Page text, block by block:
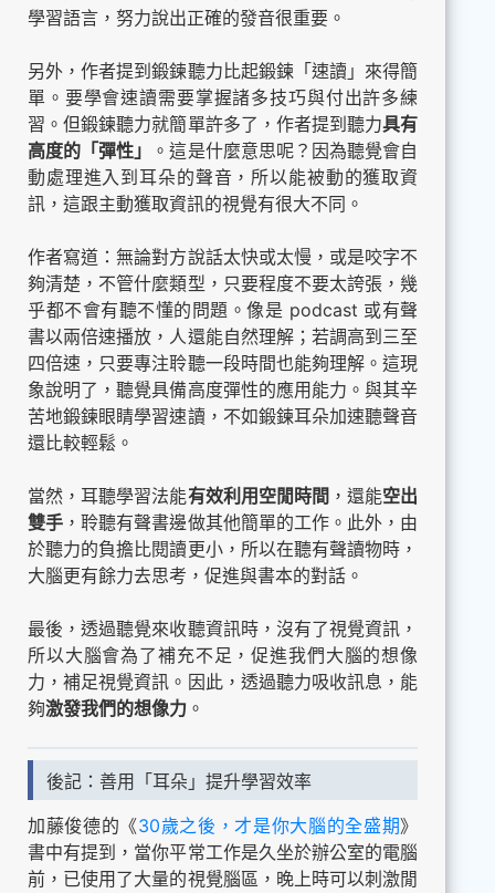
學習語言，努力說出正確的發音很重要。
另外，作者提到鍛鍊聽力比起鍛鍊「速讀」來得簡
單。要學會速讀需要掌握諸多技巧與付出許多練
習。但鍛鍊聽力就簡單許多了，作者提到聽力具有
高度的「彈性」
。這是什麼意思呢？因為聽覺會自
動處理進入到耳朵的聲音，所以能被動的獲取資
訊，這跟主動獲取資訊的視覺有很大不同。
作者寫道：無論對方說話太快或太慢，或是咬字不
夠清楚，不管什麼類型，只要程度不要太誇張，幾
乎都不會有聽不懂的問題。像是 podcast 或有聲
書以兩倍速播放，人還能自然理解；若調高到三至
四倍速，只要專注聆聽一段時間也能夠理解。這現
象說明了，聽覺具備高度彈性的應用能力。與其辛
苦地鍛鍊眼睛學習速讀，不如鍛鍊耳朵加速聽聲音
還比較輕鬆。
當然，耳聽學習法能有效利用空閒時間 ，還能空出
雙手 ，聆聽有聲書邊做其他簡單的工作。此外，由
於聽力的負擔比閱讀更小，所以在聽有聲讀物時，
大腦更有餘力去思考，促進與書本的對話。
最後，透過聽覺來收聽資訊時，沒有了視覺資訊，
所以大腦會為了補充不足，促進我們大腦的想像
力，補足視覺資訊。因此，透過聽力吸收訊息，能
夠激發我們的想像力 。
後記：善用「耳朵」提升學習效率
加藤俊德的《30歲之後，才是你大腦的全盛期》
書中有提到，當你平常工作是久坐於辦公室的電腦
前，已使用了大量的視覺腦區，晚上時可以刺激閒